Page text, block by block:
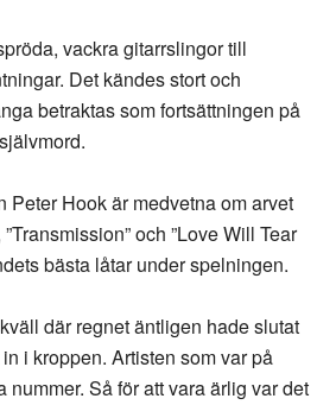
vackra gitarrslingor till
Det kändes stort och
betraktas som fortsättningen på
Peter Hook är medvetna om arvet
och ”Love Will Tear
bästa låtar under spelningen.
där regnet äntligen hade slutat
i kroppen. Artisten som var på
Så för att vara ärlig var det